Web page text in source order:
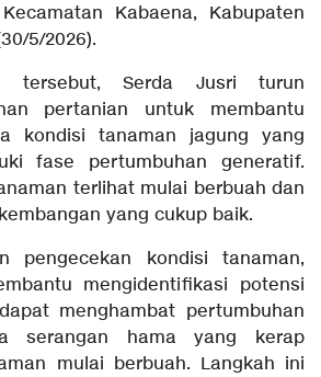
Kabaena, Kabupaten
5/2026).
tersebut, Serda Jusri turun
pertanian untuk membantu
kondisi tanaman jagung yang
fase pertumbuhan generatif.
terlihat mulai berbuah dan
yang cukup baik.
pengecekan kondisi tanaman,
mengidentifikasi potensi
menghambat pertumbuhan
serangan hama yang kerap
mulai berbuah. Langkah ini